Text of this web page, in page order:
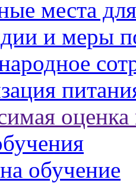
места
и меры
оценка
обучение